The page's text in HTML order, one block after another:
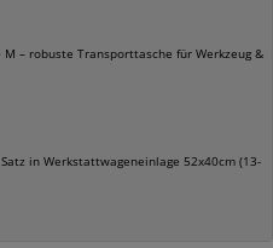
M – robuste Transporttasche für Werkzeug &
in Werkstattwageneinlage 52x40cm (13-